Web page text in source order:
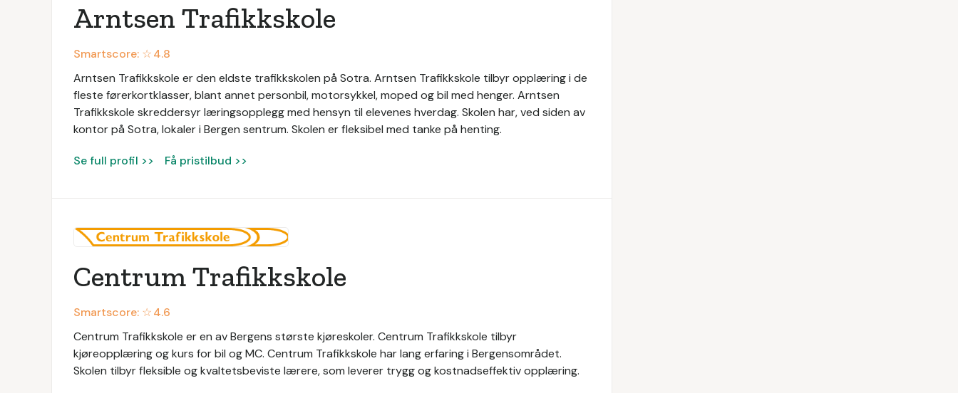
Arntsen Trafikkskole
Smartscore: ☆4.8
Arntsen Trafikkskole er den eldste trafikkskolen på Sotra. Arntsen Trafikkskole tilbyr opplæring i de
fleste førerkortklasser, blant annet personbil, motorsykkel, moped og bil med henger. Arntsen
Trafikkskole skreddersyr læringsopplegg med hensyn til elevenes hverdag. Skolen har, ved siden av
kontor på Sotra, lokaler i Bergen sentrum. Skolen er fleksibel med tanke på henting.
Se full profil >> Få pristilbud >>
Centrum Trafikkskole
Smartscore: ☆4.6
Centrum Trafikkskole er en av Bergens største kjøreskoler. Centrum Trafikkskole tilbyr
kjøreopplæring og kurs for bil og MC. Centrum Trafikkskole har lang erfaring i Bergensområdet.
Skolen tilbyr fleksible og kvaltetsbeviste lærere, som leverer trygg og kostnadseffektiv opplæring.